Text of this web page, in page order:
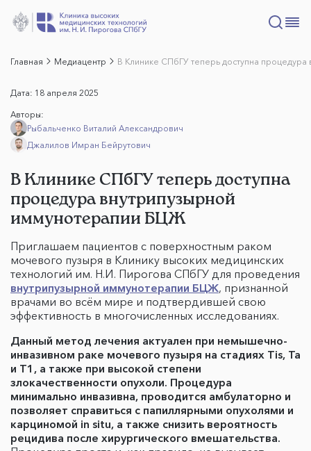
Главная Медиацентр В Клинике СПбГУ теперь доступна
Дата: 18 апреля 2025
Авторы:
Рыбальченко Виталий Александрович
Джалилов Имран Бейрутович
В Клинике СПбГУ теперь доступна
процедура внутрипузырной
иммунотерапии БЦЖ
Приглашаем пациентов с поверхностным раком
мочевого пузыря в Клинику высоких медицинских
технологий им. Н.И. Пирогова СПбГУ для проведения
внутрипузырной иммунотерапии БЦЖ, признанной
врачами во всём мире и подтвердившей свою
эффективность в многочисленных исследованиях.
Данный метод лечения актуален при немышечно-
инвазивном раке мочевого пузыря на стадиях Tis, Ta
и T1, а также при высокой степени
злокачественности опухоли. Процедура
минимально инвазивна, проводится амбулаторно и
позволяет справиться с папиллярными опухолями и
карциномой in situ, а также снизить вероятность
рецидива после хирургического вмешательства.